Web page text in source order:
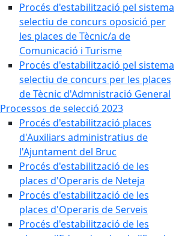
Procés d'estabilització pel sistema
selectiu de concurs oposició per
les places de Tècnic/a de
Comunicació i Turisme
Procés d'estabilització pel sistema
selectiu de concurs per les places
de Tècnic d'Admnistració General
Processos de selecció 2023
Procés d'estabilització places
d'Auxiliars administratius de
l'Ajuntament del Bruc
Procés d'estabilització de les
places d'Operaris de Neteja
Procés d'estabilització de les
places d'Operaris de Serveis
Procés d'estabilització de les